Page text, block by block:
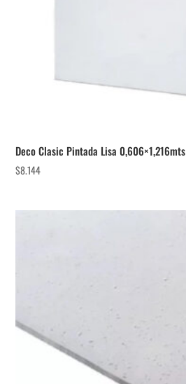
Deco Clasic Pintada Lisa 0,606×1,216mts
$8.144